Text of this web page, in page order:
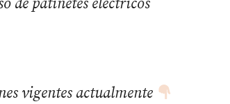
de patinetes eléctricos
vigentes actualmente